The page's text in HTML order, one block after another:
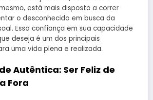
está mais disposto a correr
o desconhecido em busca da
Essa confiança em sua capacidade
deseja é um dos principais
uma vida plena e realizada.
Autêntica: Ser Feliz de
Fora